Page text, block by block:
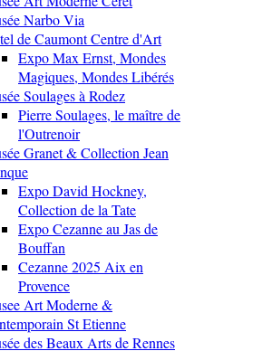
Narbo Via
de Caumont Centre d'Art
Expo Max Ernst, Mondes
Magiques, Mondes Libérés
Soulages à Rodez
Pierre Soulages, le maître de
l'Outrenoir
Granet & Collection Jean
Expo David Hockney,
Collection de la Tate
Expo Cezanne au Jas de
Bouffan
Cezanne 2025 Aix en
Provence
Art Moderne &
St Etienne
des Beaux Arts de Rennes